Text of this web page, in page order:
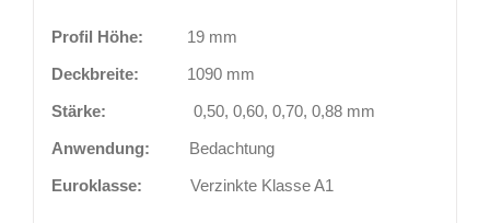
Profil Höhe: 19 mm
Deckbreite:
1090 mm
Stärke:
0,50, 0,60, 0,70, 0,88 mm
Anwendung:
Bedachtung
Euroklasse: Verzinkte Klasse A1